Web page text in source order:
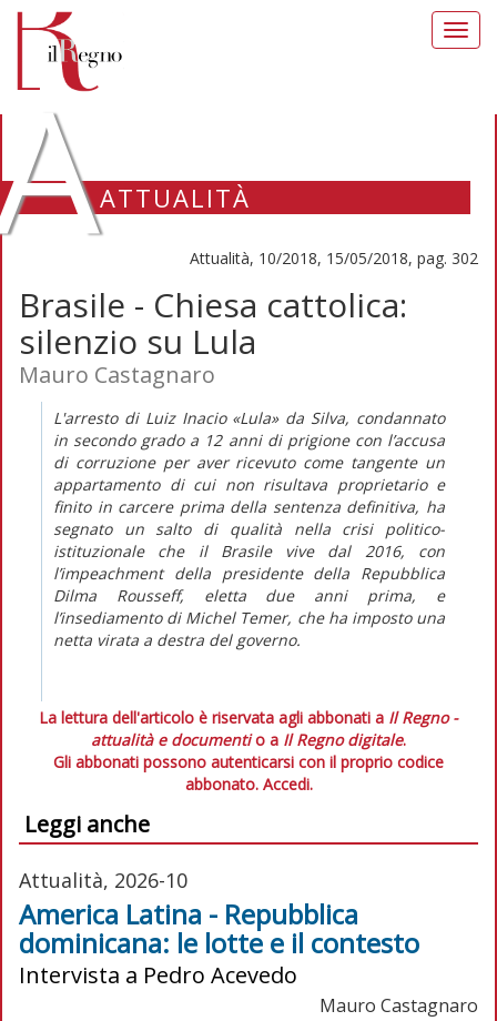
ATTUALITÀ
Attualità, 10/2018, 15/05/2018, pag. 302
Brasile - Chiesa cattolica:
silenzio su Lula
Mauro Castagnaro
L'arresto di Luiz Inacio «Lula» da Silva, condannato
in secondo grado a 12 anni di prigione con l’accusa
di corruzione per aver ricevuto come tangente un
appartamento di cui non risultava proprietario e
finito in carcere prima della sentenza definitiva, ha
segnato un salto di qualità nella crisi politico-
istituzionale che il Brasile vive dal 2016, con
l’impeachmentdella presidente della Repubblica
Dilma Rousseff, eletta due anni prima, e
l’insediamento di Michel Temer, che ha imposto una
netta virata a destra del governo.
La lettura dell'articolo è riservata agli abbonati a Il Regno -
attualità e documentio a Il Regno digitale.
Gli abbonati possono autenticarsi con il proprio codice
abbonato. Accedi.
Leggi anche
Attualità, 2026-10
America Latina - Repubblica
dominicana: le lotte e il contesto
Intervista a Pedro Acevedo
Mauro Castagnaro